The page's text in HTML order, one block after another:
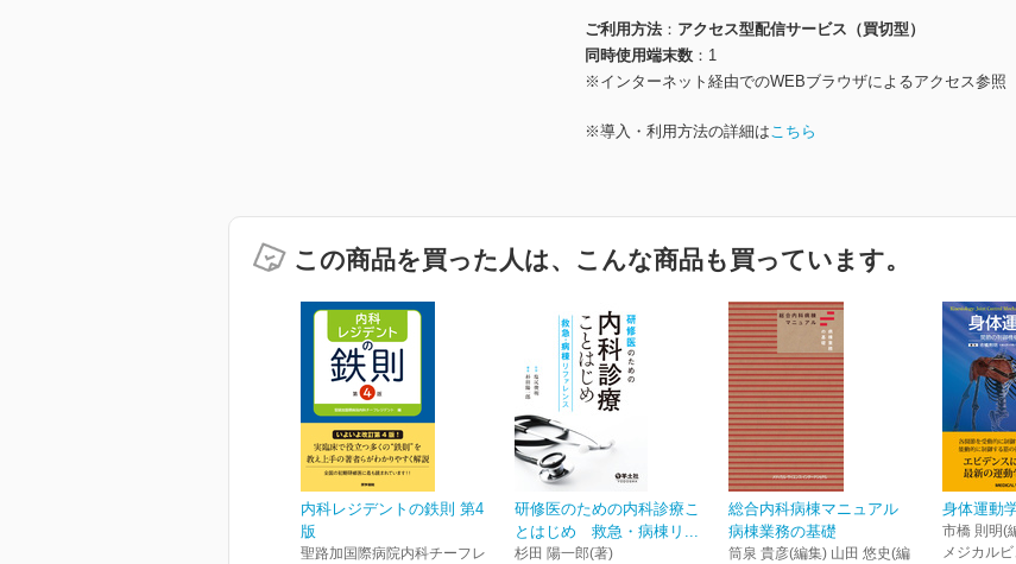
ご利用方法
アクセス型配信サービス（買切型）
同時使用端末数
1
※インターネット経由でのWEBブラウザによるアクセス参照
※導入・利用方法の詳細はこちら
この商品を買った人は、こんな商品も買っています。
内科レジデントの鉄則 第4
版
聖路加国際病院内科チーフレ
研修医のための内科診療こ
とはじめ 救急・病棟リ...
杉田 陽一郎(著)
総合内科病棟マニュアル
病棟業務の基礎
筒泉 貴彦(編集) 山田 悠史(編
身体運動
市橋 則明(
メジカル